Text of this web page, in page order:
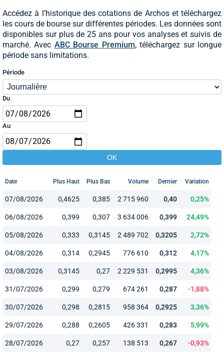
Accédez à l’historique des cotations de Archos et téléchargez
les cours de bourse sur différentes périodes. Les données sont
disponibles sur plus de 25 ans pour vos analyses et suivis de
marché. Avec ABC Bourse Premium, téléchargez sur longue
période sans limitations.
Période
Du
Au
Date Plus Haut Plus Bas Volume Dernier Variation
07/08/2026 0,4625 0,385 2 715 960 0,40 0,25%
06/08/2026 0,399 0,307 3 634 006 0,399 24,49%
05/08/2026 0,333 0,3145 2 489 702 0,3205 2,72%
04/08/2026 0,314 0,2945 776 610 0,312 4,17%
03/08/2026 0,3145 0,27 2 229 531 0,2995 4,36%
31/07/2026 0,299 0,279 674 261 0,287 -1,88%
30/07/2026 0,298 0,2815 958 364 0,2925 3,36%
29/07/2026 0,288 0,2605 426 331 0,283 5,99%
28/07/2026 0,27 0,257 138 513 0,267 -0,93%